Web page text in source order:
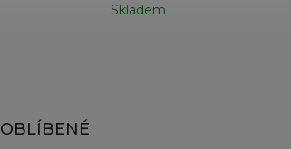
Skladem
OBLÍBENÉ